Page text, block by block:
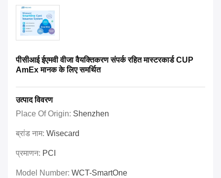
पीसीआई ईएमवी वीजा वैयक्तिकरण संपर्क रहित मास्टरकार्ड CUP
AmEx मानक के लिए समर्थित
उत्पाद विवरण
Place Of Origin: Shenzhen
ब्रांड नाम: Wisecard
प्रमाणन: PCI
Model Number: WCT-SmartOne